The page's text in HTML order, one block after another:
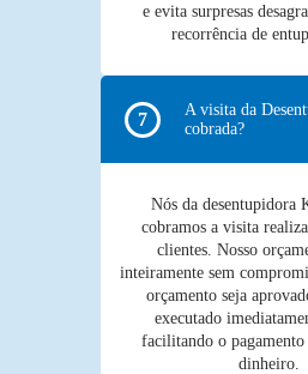
e evita surpresas
recorrência de
A visita da
cobrada?
Nós da desentupidora
cobramos a visita
clientes. Nosso
inteiramente sem
orçamento seja
executado
facilitando o
dinheiro.